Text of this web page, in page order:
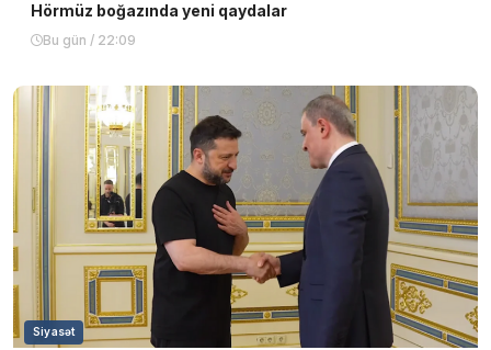
Hörmüz boğazında yeni qaydalar
Bu gün / 22:09
Siyasət